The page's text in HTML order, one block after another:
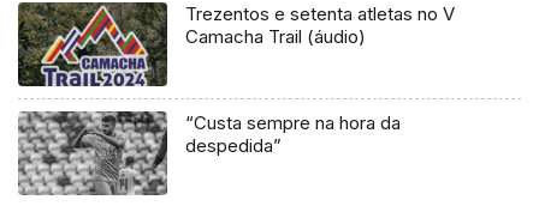
Trezentos e setenta atletas no V
Camacha Trail (áudio)
“Custa sempre na hora da
despedida”